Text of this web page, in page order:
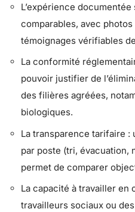
L’expérience
comparables, avec
témoignages vérifiables
La conformité
pouvoir justifier de
des filières agréées,
biologiques.
La transparence tarifaire :
par poste (tri, évacuation,
permet de comparer
La capacité à travailler en
travailleurs sociaux ou